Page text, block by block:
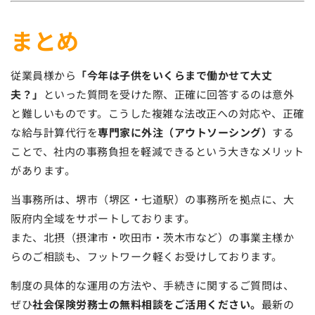
まとめ
従業員様から 「今年は子供をいくらまで働かせて大丈
夫？」
といった質問を受けた際、正確に回答するのは意外
と難しいものです。こうした複雑な法改正への対応や、正確
な給与計算代行を専門家に外注（アウトソーシング） する
ことで、社内の事務負担を軽減できるという大きなメリット
があります。
当事務所は、堺市（堺区・七道駅）の事務所を拠点に、大
阪府内全域をサポートしております。
また、北摂（摂津市・吹田市・茨木市など）の事業主様か
らのご相談も、フットワーク軽くお受けしております。
制度の具体的な運用の方法や、手続きに関するご質問は、
ぜひ社会保険労務士の無料相談をご活用ください。 最新の